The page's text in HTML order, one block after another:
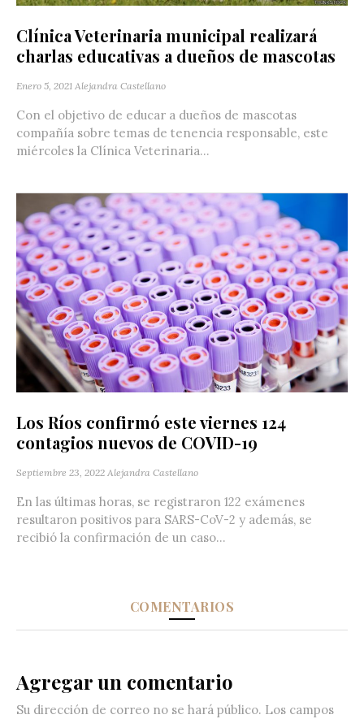
Clínica Veterinaria municipal realizará
charlas educativas a dueños de mascotas
Enero 5, 2021 Alejandra Castellano
Con el objetivo de educar a dueños de mascotas
compañía sobre temas de tenencia responsable, este
miércoles la Clínica Veterinaria...
Los Ríos confirmó este viernes 124
contagios nuevos de COVID-19
Septiembre 23, 2022 Alejandra Castellano
En las últimas horas, se registraron 122 exámenes
resultaron positivos para SARS-CoV-2 y además, se
recibió la confirmación de un caso...
COMENTARIOS
Agregar un comentario
Su dirección de correo no se hará público. Los campos